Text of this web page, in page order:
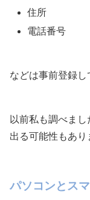
住所
電話番号
などは事前登録し
以前私も調べま
出る可能性もあり
パソコンとス